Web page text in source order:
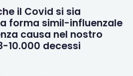
il Covid si sia
forma simil-influenzale
causa nel nostro
10.000 decessi